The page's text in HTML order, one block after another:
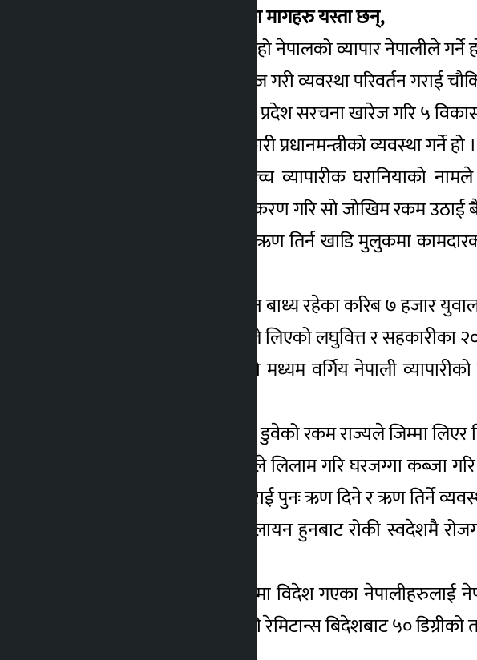
प्रसाईका प्रतिनिधिले राखेका मागहरु यस्ता छन्,
(१) नेपाल नेपालीले बताउने हो नेपालको व्यापार नेपालीले गर्ने
(२) नेपालको संविधान खारेज गरी व्यवस्था परिवर्तन गराई
(३) देशको सेतोहात्ती भएको प्रदेश सरचना खारेज गरि ५
(४) प्रत्यक्ष निर्वाचित कार्यकारी प्रधानमन्त्रीको व्यवस्था गर्ने हो ।
(५) बैंक संचालकहरु र उच्च व्यापारीक घरानियाको
संस्थालाई एक पटक राष्ट्रियकरण गरि सो जोखिम रकम
(६) लघुवित्त र सहकारीको ऋण तिर्न खाडि मुलुकमा
(७) खाडिका जेलहरुमा बस्न बाध्य रहेका करिब ७ हजार
८) सर्वहारा वर्ग र सुँईमान्छेले लिएको लघुवित्त र सहकारीका
(९) २० लाख भन्दा माथीको मध्यम वर्गिय नेपाली
(१०) सहकारी बचतकर्ताको डुवेको रकम राज्यले जिम्मा लिएर
(११) बैंक बित्तिय संस्थाहरुले लिलाम गरि घरजग्गा कब्जा
जसको हो उसैलाई फिर्ता गराई पुनः ऋण दिने र ऋण तिर्ने
(१२) युवाहरुलाई बिदेश पलायन हुनबाट रोकी स्वदेशमै
(१३) रोजगारको सिलसिलामा विदेश गएका नेपालीहरुलाई
उपलव्ध गराउने हो । किनकी रेमिटान्स बिदेशबाट ५०